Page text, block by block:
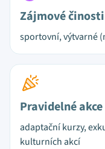
Zájmové činosti
sportovní, výtvarné
Pravidelné
adaptační kurzy,
kulturních akcí